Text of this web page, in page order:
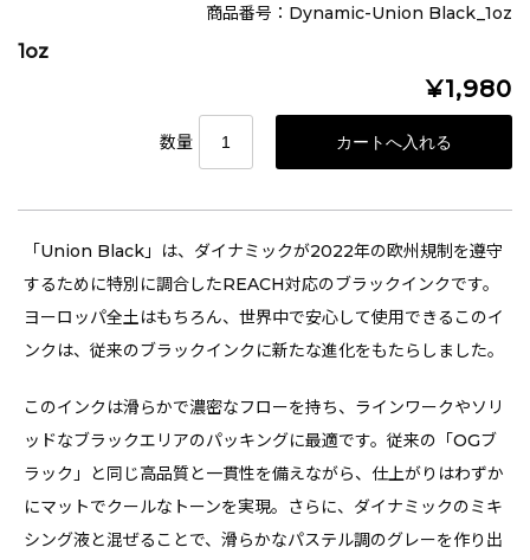
商品番号：Dynamic-Union Black_1oz
1oz
¥1,980
数量
「Union Black」は、ダイナミックが2022年の欧州規制を遵守
するために特別に調合したREACH対応のブラックインクです。
ヨーロッパ全土はもちろん、世界中で安心して使用できるこのイ
ンクは、従来のブラックインクに新たな進化をもたらしました。
このインクは滑らかで濃密なフローを持ち、ラインワークやソリ
ッドなブラックエリアのパッキングに最適です。従来の「OGブ
ラック」と同じ高品質と一貫性を備えながら、仕上がりはわずか
にマットでクールなトーンを実現。さらに、ダイナミックのミキ
シング液と混ぜることで、滑らかなパステル調のグレーを作り出